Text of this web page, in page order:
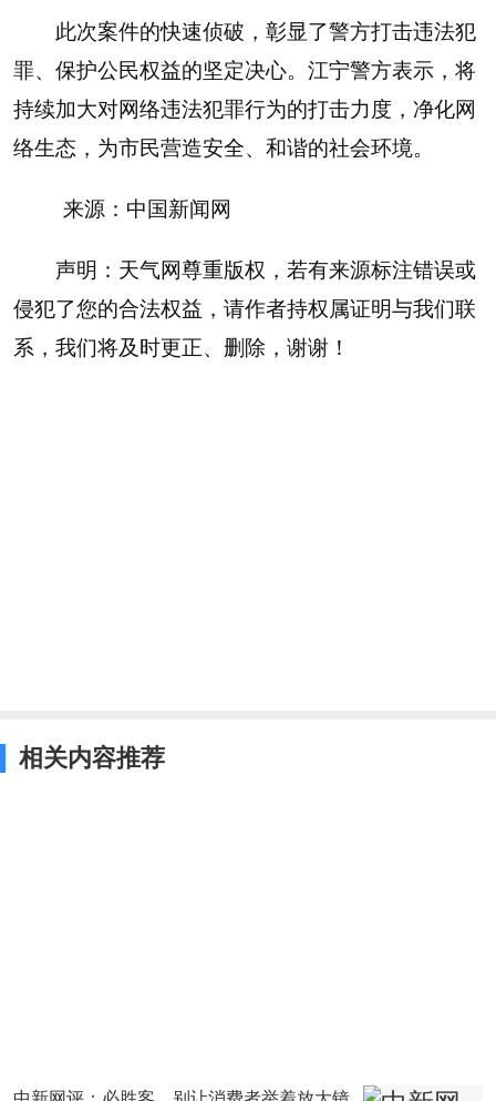
此次案件的快速侦破，彰显了警方打击违法犯
罪、保护公民权益的坚定决心。江宁警方表示，将
持续加大对网络违法犯罪行为的打击力度，净化网
络生态，为市民营造安全、和谐的社会环境。
来源：中国新闻网
声明：天气网尊重版权，若有来源标注错误或
侵犯了您的合法权益，请作者持权属证明与我们联
系，我们将及时更正、删除，谢谢！
相关内容推荐